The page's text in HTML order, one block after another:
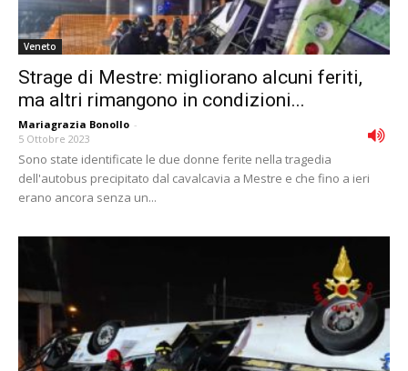
Veneto
Strage di Mestre: migliorano alcuni feriti,
ma altri rimangono in condizioni...
Mariagrazia Bonollo -
5 Ottobre 2023
Sono state identificate le due donne ferite nella tragedia
dell'autobus precipitato dal cavalcavia a Mestre e che fino a ieri
erano ancora senza un...